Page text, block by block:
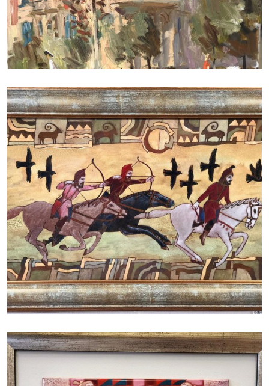
БАЙЦАЕВА ЛЮДМИЛА